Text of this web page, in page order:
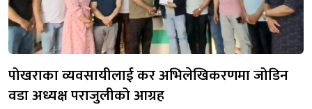
पोखराका व्यवसायीलाई कर अभिलेखिकरणमा जोडिन
वडा अध्यक्ष पराजुलीको आग्रह